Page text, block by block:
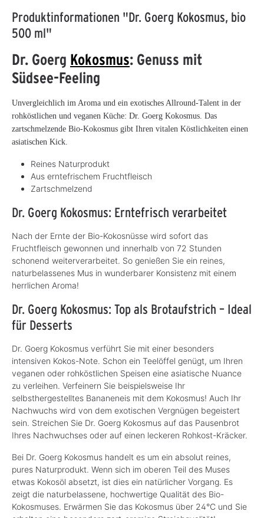
Produktinformationen "Dr. Goerg Kokosmus, bio
500 ml"
Dr. Goerg Kokosmus: Genuss mit
Südsee-Feeling
Unvergleichlich im Aroma und ein exotisches Allround-Talent in der
rohköstlichen und veganen Küche: Dr. Goerg Kokosmus. Das
zartschmelzende Bio-Kokosmus gibt Ihren vitalen Köstlichkeiten einen
asiatischen Kick.
Reines Naturprodukt
Aus erntefrischem Fruchtfleisch
Zartschmelzend
Dr. Goerg Kokosmus: Erntefrisch verarbeitet
Nach der Ernte der Bio-Kokosnüsse wird sofort das
Fruchtfleisch gewonnen und innerhalb von 72 Stunden
schonend weiterverarbeitet. So genießen Sie ein reines,
naturbelassenes Mus in wunderbarer Konsistenz mit einem
herrlichen Aroma!
Dr. Goerg Kokosmus: Top als Brotaufstrich – Ideal
für Desserts
Dr. Goerg Kokosmus verführt Sie mit einer besonders
intensiven Kokos-Note. Schon ein Teelöffel genügt, um Ihren
veganen oder rohköstlichen Speisen eine asiatische Nuance
zu verleihen. Verfeinern Sie beispielsweise Ihr
selbsthergestelltes Bananeneis mit dem Kokosmus! Auch Ihr
Nachwuchs wird von dem exotischen Vergnügen begeistert
sein. Streichen Sie Dr. Goerg Kokosmus auf das Pausenbrot
Ihres Nachwuchses oder auf einen leckeren Rohkost-Kräcker.
Bei Dr. Goerg Kokosmus handelt es um ein absolut reines,
pures Naturprodukt. Wenn sich im oberen Teil des Muses
etwas Kokosöl absetzt, ist dies ein natürlicher Vorgang. Es
zeigt die naturbelassene, hochwertige Qualität des Bio-
Kokosmuses. Erwärmen Sie das Kokosmus über 24°C und Sie